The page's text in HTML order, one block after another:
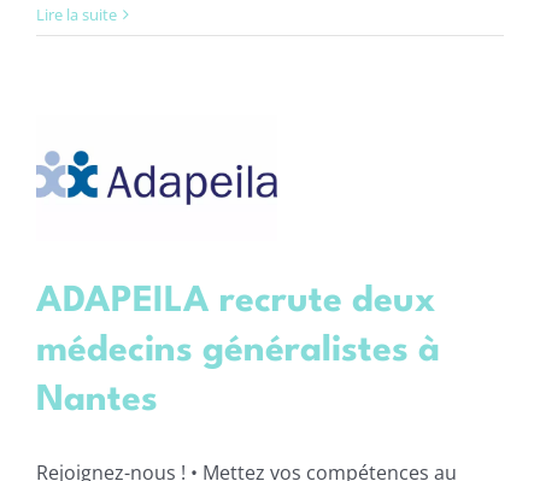
Lire la suite
ADAPEILA recrute deux
médecins généralistes à
Nantes
Rejoignez-nous ! • Mettez vos compétences au